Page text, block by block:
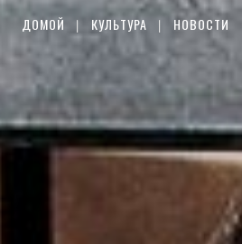
ДОМОЙ КУЛЬТУРА НОВОСТИ